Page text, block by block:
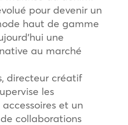
pour devenir un
haut de gamme
une
au marché
directeur créatif
les
et un
collaborations